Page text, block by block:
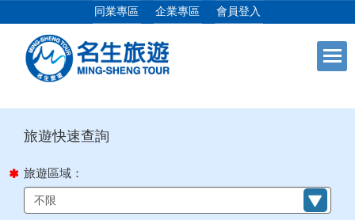
同業專區 企業專區 會員登入
日本專館 +
郵輪假期
目前位置： 首頁 列表
旅遊區域：